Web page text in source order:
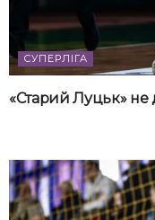
СУПЕРЛІГА
«Старий Луцьк» не